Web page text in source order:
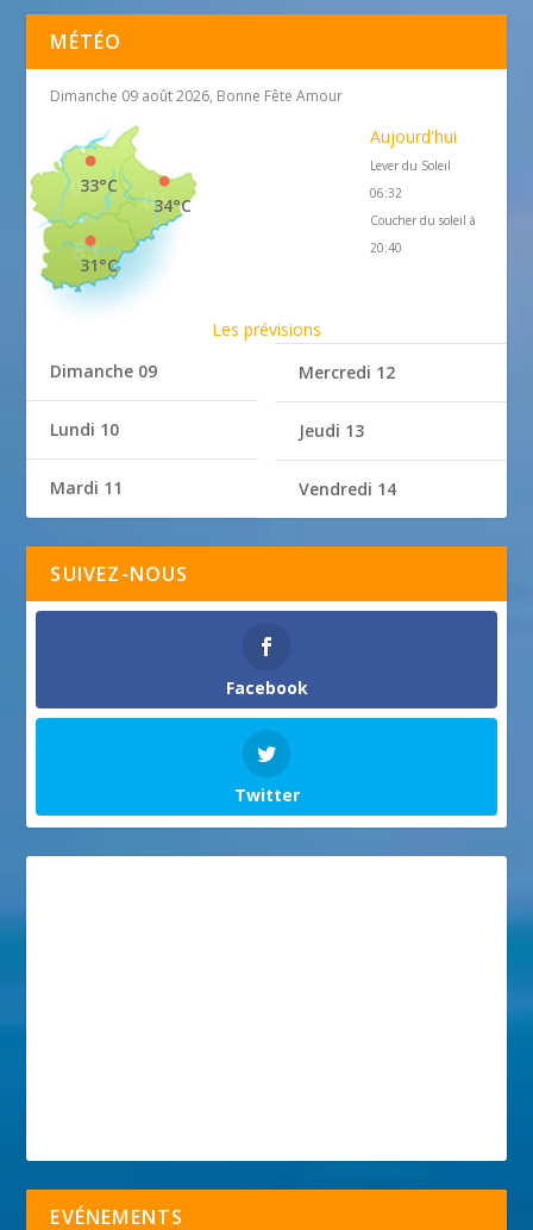
MÉTÉO
Dimanche 09 août 2026, Bonne Fête Amour
34°C
33°C
31°C
Aujourd'hui
Lever du Soleil
06:32
Coucher du soleil à
20:40
Les prévisions
Dimanche 09
Lundi 10
Mardi 11
Mercredi 12
Jeudi 13
Vendredi 14
SUIVEZ-NOUS
Facebook
Twitter
EVÉNEMENTS